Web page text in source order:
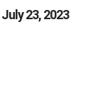
July 23, 2023